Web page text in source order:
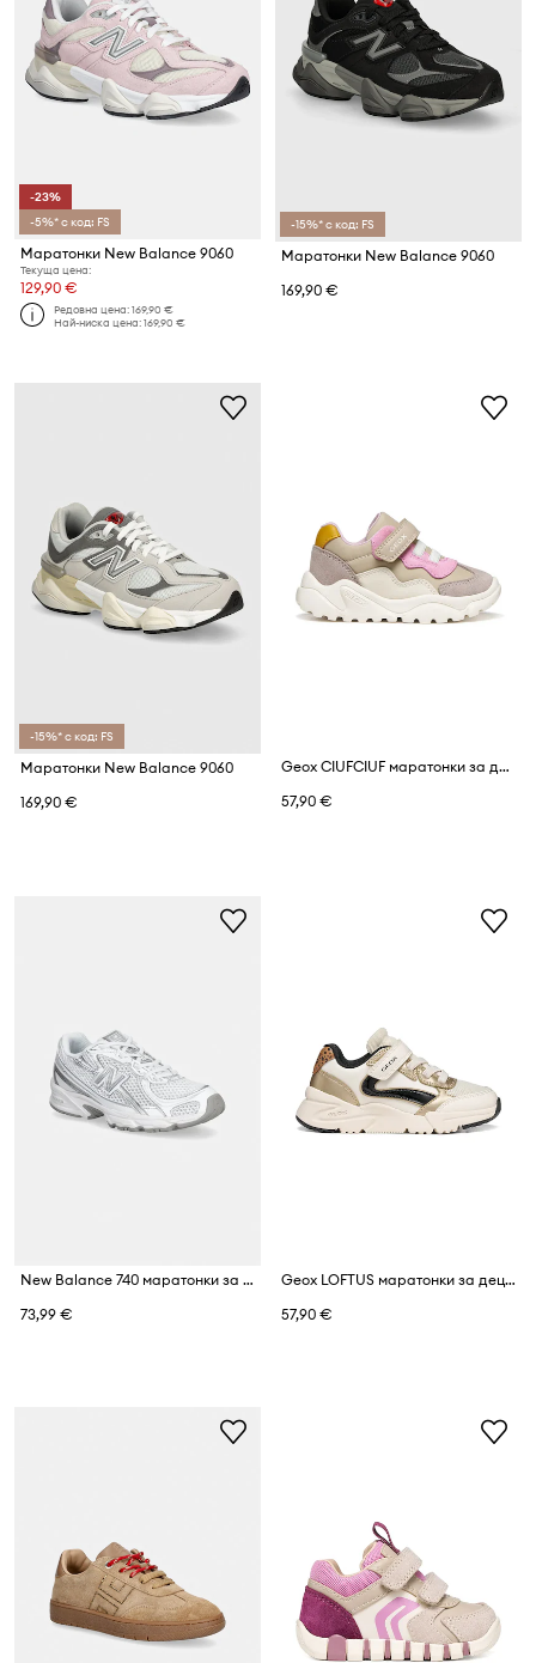
-23%
-5%* с код: FS
Маратонки New Balance 9060
Текуща цена:
129,90 €
Редовна цена:169,90 €
Най-ниска цена:169,90 €
-15%* с код: FS
Маратонки New Balance 9060
169,90 €
-15%* с код: FS
Маратонки New Balance 9060
169,90 €
Geox CIUFCIUF маратонки за деца
57,90 €
New Balance 740 маратонки за деца
73,99 €
Geox LOFTUS маратонки за деца
57,90 €